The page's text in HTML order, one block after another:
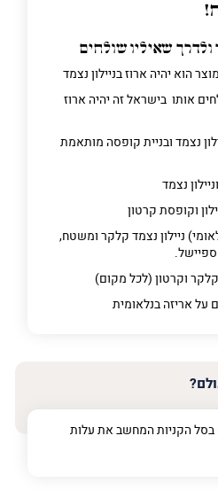
ולדרך שאיליו שולחים
הוא יהיה ארוז בניילון נצמד
אותו בישראל זה יהיה ארוז
נצמד ובניית קופסה מותאמת
נצמד
וקופסת קרטון
ניילון נצמד קלקר ומשטח,
ספיישל.
קלקר וקרטון (לכל מקום)
אריזה בנלאומית
בסל הקניות המחשב את עלות